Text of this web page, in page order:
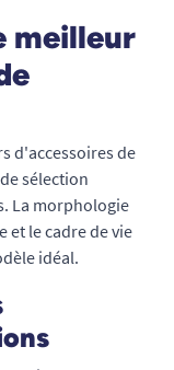
meilleur
d'accessoires de
sélection
La morphologie
le cadre de vie
idéal.